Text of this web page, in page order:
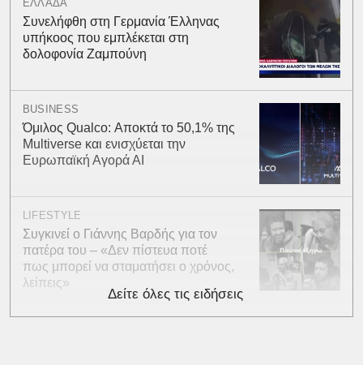
ΕΛΛΑΔΑ
Συνελήφθη στη Γερμανία Έλληνας
υπήκοος που εμπλέκεται στη
δολοφονία Ζαμπούνη
BUSINESS
Όμιλος Qualco: Αποκτά το 50,1% της
Multiverse και ενισχύεται την
Ευρωπαϊκή Αγορά ΑΙ
LIFESTYLE
Συγκινεί ο Γιάννης Βαρδής για τον
πατέρα του – «Δεν πίστευα ποτέ
πως μπορεί να σταματήσει ο χρόνος,
λείπεις»
Δείτε όλες τις ειδήσεις